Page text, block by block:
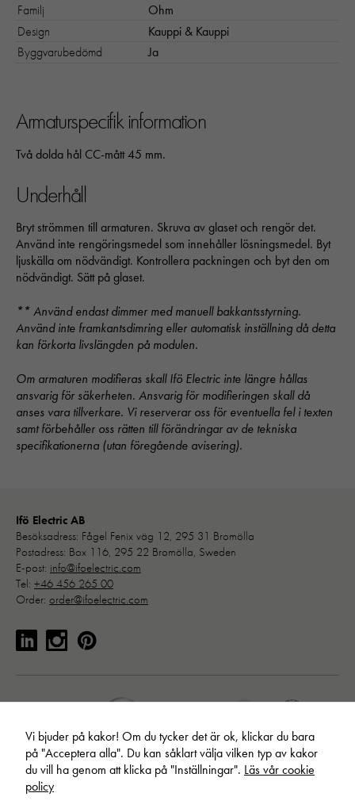
Familj
Ohm
Design
Kauppi & Kauppi
Byggvarubedömd
Ja
Armaturspecifik information
Två dolda hål CC-mått 45 mm.
Underhåll
Bryt strömmen till armaturen. Skruva av glaset och rengör det.
Använd inte rengöringsmedel som innehåller lösningsmedel. Byt
ljuskälla om nödvändigt. Kontrollera packningen och byt den om
nödvändigt. Sätt på glaset.
** Använd endast dimmer med manuell bakkantsstyrning.
Använd inte framkantsdimring eller automatisk inställning då detta
kan förkorta livslängden på modulen.
Om armaturen modifieras skall Ifö Electric inte längre hållas
ansvarig för säkerheten. Ansvarig för modifieringen skall då
anses vara tillverkare. Vi reserverar oss för eventuella fel i texten
samt förbehåller oss rätten till förändringar av de tekniska
specifikationerna (utan föregående avisering).
Ifö Electric AB
Besöksadress: Fågel Fenix väg 12, 295 31 Bromölla
Postadress: Box 116, 295 22 Bromölla, Sweden
E-post: info@ifoelectric.com
Tel: +46 456 265 00
Order: order@ifoelectric.com
Vi bjuder på kakor! Om du tycker det är ok, klickar du bara
på "Acceptera alla". Du kan såklart välja vilken typ av kakor
du vill ha genom att klicka på "Inställningar". Läs vår cookie
policy
Dessa kakor går inte att välja bort.
Statistik
För att vi ska
förbättra
hemsidans
uppbyggnad,
baserat på
hur hemsidan
"Google
Analytics",
Upplevelse
de här
funktionalitet
att försvinna
från
hemsidan: